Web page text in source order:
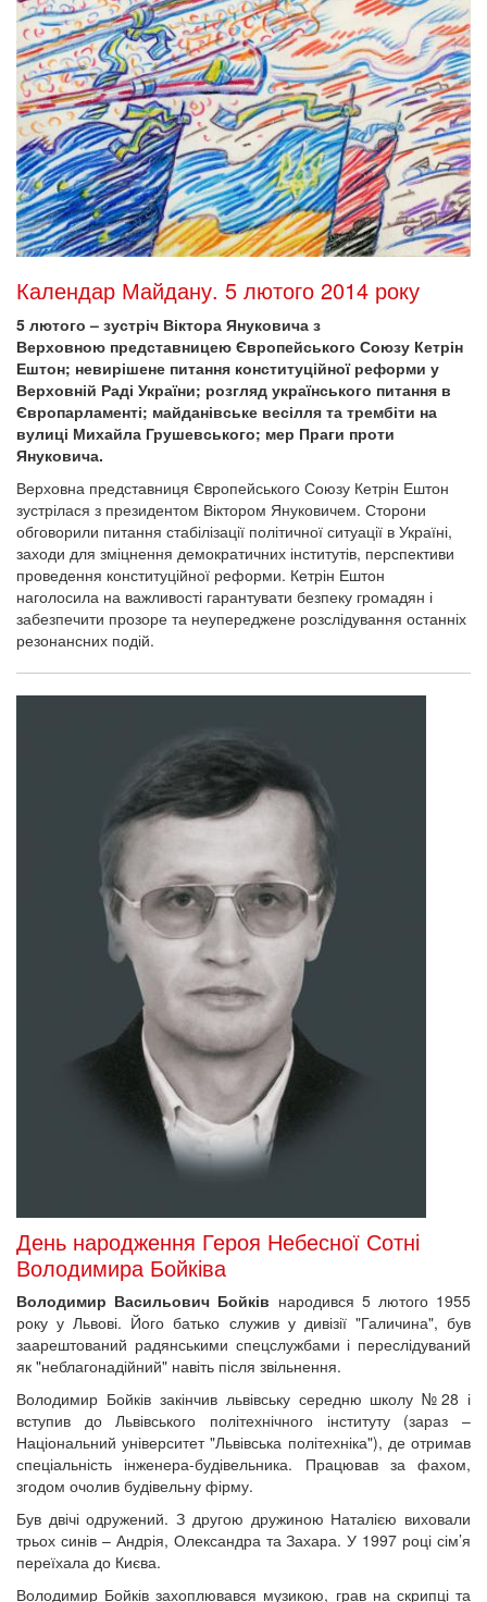
Календар Майдану. 5 лютого 2014 року
5 лютого – зустріч Віктора Януковича з
Верховною представницею Європейського Союзу Кетрін
Ештон; невирішене питання конституційної реформи у
Верховній Раді України; розгляд українського питання в
Європарламенті; майданівське весілля та трембіти на
вулиці Михайла Грушевського; мер Праги проти
Януковича.
Верховна представниця Європейського Союзу Кетрін Ештон
зустрілася з президентом Віктором Януковичем. Сторони
обговорили питання стабілізації політичної ситуації в Україні,
заходи для зміцнення демократичних інститутів, перспективи
проведення конституційної реформи. Кетрін Ештон
наголосила на важливості гарантувати безпеку громадян і
забезпечити прозоре та неупереджене розслідування останніх
резонансних подій.
День народження Героя Небесної Сотні
Володимира Бойківа
Володимир Васильович Бойків народився 5 лютого 1955
року у Львові. Його батько служив у дивізії "Галичина", був
заарештований радянськими спецслужбами і переслідуваний
як "неблагонадійний" навіть після звільнення.
Володимир Бойків закінчив львівську середню школу №28 і
вступив до Львівського політехнічного інституту (зараз –
Національний університет "Львівська політехніка"), де отримав
спеціальність інженера-будівельника. Працював за фахом,
згодом очолив будівельну фірму.
Був двічі одружений. З другою дружиною Наталією виховали
трьох синів – Андрія, Олександра та Захара. У 1997 році сім’я
переїхала до Києва.
Володимир Бойків захоплювався музикою, грав на скрипці та